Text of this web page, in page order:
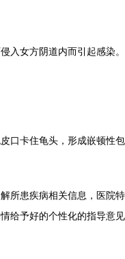
女方阴道内而引起感染
卡住龟头，形成嵌顿性
患疾病相关信息，医院
给予好的个性化的指导意